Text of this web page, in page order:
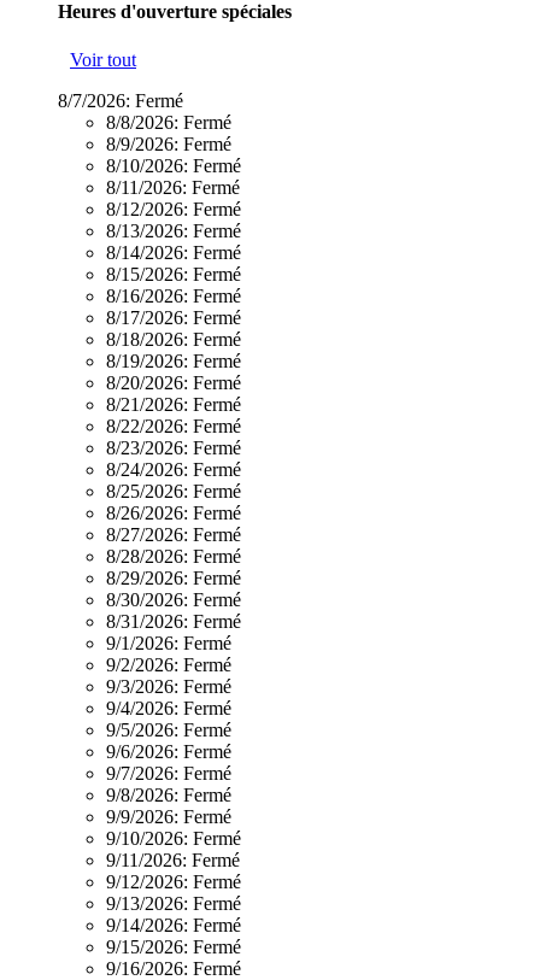
Heures d'ouverture spéciales
Voir tout
8/7/2026: Fermé
8/8/2026: Fermé
8/9/2026: Fermé
8/10/2026: Fermé
8/11/2026: Fermé
8/12/2026: Fermé
8/13/2026: Fermé
8/14/2026: Fermé
8/15/2026: Fermé
8/16/2026: Fermé
8/17/2026: Fermé
8/18/2026: Fermé
8/19/2026: Fermé
8/20/2026: Fermé
8/21/2026: Fermé
8/22/2026: Fermé
8/23/2026: Fermé
8/24/2026: Fermé
8/25/2026: Fermé
8/26/2026: Fermé
8/27/2026: Fermé
8/28/2026: Fermé
8/29/2026: Fermé
8/30/2026: Fermé
8/31/2026: Fermé
9/1/2026: Fermé
9/2/2026: Fermé
9/3/2026: Fermé
9/4/2026: Fermé
9/5/2026: Fermé
9/6/2026: Fermé
9/7/2026: Fermé
9/8/2026: Fermé
9/9/2026: Fermé
9/10/2026: Fermé
9/11/2026: Fermé
9/12/2026: Fermé
9/13/2026: Fermé
9/14/2026: Fermé
9/15/2026: Fermé
9/16/2026: Fermé